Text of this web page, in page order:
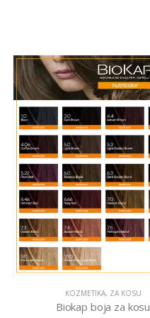
KOZMETIKA, ZA KOSU
Biokap boja za kosu